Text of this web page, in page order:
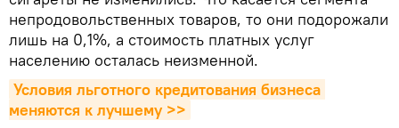
непродовольственных товаров, то они подорожали
лишь на 0,1%, а стоимость платных услуг
населению осталась неизменной.
Условия льготного кредитования бизнеса
меняются к лучшему >>